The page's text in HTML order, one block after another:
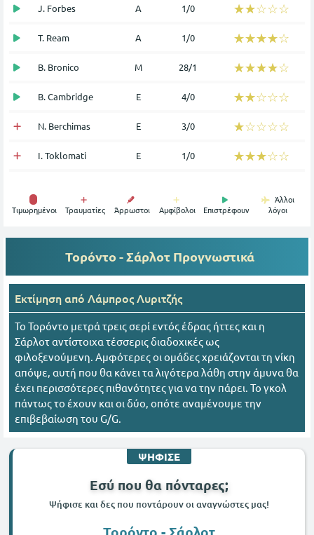
J. Forbes Α 1/0 ☆☆☆☆☆
★★★★★
T. Ream Α 1/0 ☆☆☆☆☆
★★★★★
B. Bronico Μ 28/1 ☆☆☆☆☆
★★★★★
B. Cambridge Ε 4/0 ☆☆☆☆☆
★★★★★
N. Berchimas Ε 3/0 ☆☆☆☆☆
★★★★★
I. Toklomati Ε 1/0 ☆☆☆☆☆
★★★★★
Tιμωρημένοι Τραυματίες Άρρωστοι Αμφίβολοι Επιστρέφουν
Άλλοι
λόγοι
Τορόντο - Σάρλοτ Προγνωστικά
Εκτίμηση από Λάμπρος Λυριτζής
Το Τορόντο μετρά τρεις σερί εντός έδρας ήττες και η
Σάρλοτ αντίστοιχα τέσσερις διαδοχικές ως
φιλοξενούμενη. Αμφότερες οι ομάδες χρειάζονται τη νίκη
απόψε, αυτή που θα κάνει τα λιγότερα λάθη στην άμυνα θα
έχει περισσότερες πιθανότητες για να την πάρει. Το γκολ
πάντως το έχουν και οι δύο, οπότε αναμένουμε την
επιβεβαίωση του G/G.
ΨΗΦΙΣΕ
Εσύ που θα πόνταρες;
Ψήφισε και δες που ποντάρουν οι αναγνώστες μας!